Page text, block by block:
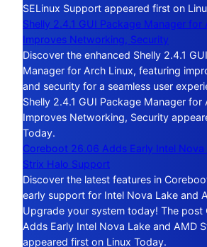
SELinux Support appeared first on
Shelly 2.4.1 GUI Package Manager for
Improves Networking, Security
Discover the enhanced Shelly 2.4.1
Manager for Arch Linux, featuring
and security for a seamless user
Shelly 2.4.1 GUI Package Manager for
Improves Networking, Security
Today.
Coreboot 26.06 Adds Early Intel Nova
Strix Halo Support
Discover the latest features in
early support for Intel Nova Lake and
Upgrade your system today! The
Adds Early Intel Nova Lake and AMD
appeared first on Linux Today.